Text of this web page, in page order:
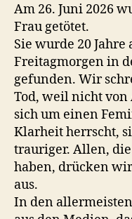
Am 26. Juni 2026
Frau getötet.
Sie wurde 20
Freitagmorgen in
gefunden. Wir
Tod, weil nicht von
sich um einen
Klarheit herrscht,
trauriger. Allen,
haben, drücken
aus.
In den